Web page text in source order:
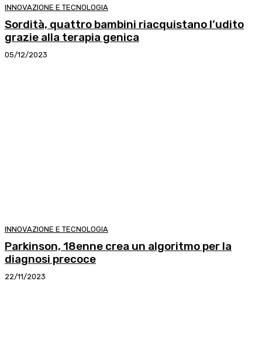
INNOVAZIONE E TECNOLOGIA
Sordità, quattro bambini riacquistano l’udito
grazie alla terapia genica
05/12/2023
INNOVAZIONE E TECNOLOGIA
Parkinson, 18enne crea un algoritmo per la
diagnosi precoce
22/11/2023